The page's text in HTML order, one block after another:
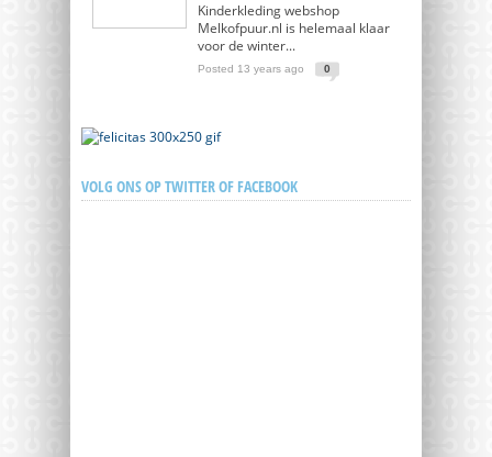
Kinderkleding webshop
Melkofpuur.nl is helemaal klaar
voor de winter...
Posted 13 years ago 0
VOLG ONS OP TWITTER OF FACEBOOK